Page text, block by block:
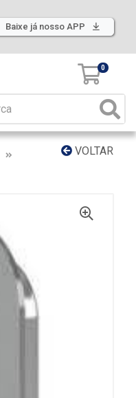
Baixe já nosso APP
0
VOLTAR